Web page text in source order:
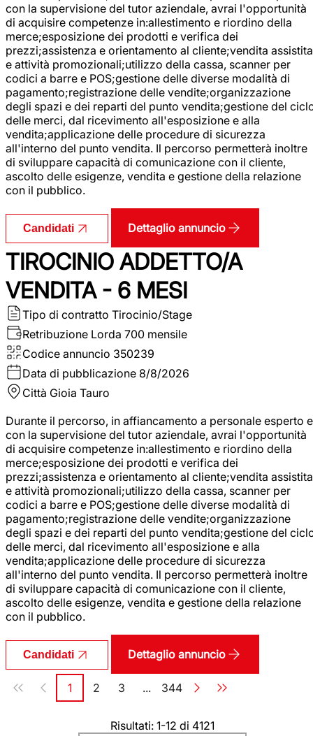
con la supervisione del tutor aziendale, avrai l'opportunità
di acquisire competenze in:allestimento e riordino della
merce;esposizione dei prodotti e verifica dei
prezzi;assistenza e orientamento al cliente;vendita assistita
e attività promozionali;utilizzo della cassa, scanner per
codici a barre e POS;gestione delle diverse modalità di
pagamento;registrazione delle vendite;organizzazione
degli spazi e dei reparti del punto vendita;gestione del
delle merci, dal ricevimento all'esposizione e alla
vendita;applicazione delle procedure di sicurezza
all'interno del punto vendita. Il percorso permetterà inoltre
di sviluppare capacità di comunicazione con il cliente,
ascolto delle esigenze, vendita e gestione della relazione
con il pubblico.
Candidati Dettaglio annuncio
TIROCINIO ADDETTO/A
VENDITA - 6 MESI
Tipo di contratto Tirocinio/Stage
Retribuzione Lorda 700 mensile
Codice annuncio 350239
Data di pubblicazione 8/8/2026
Città Gioia Tauro
Durante il percorso, in affiancamento a personale esperto e
con la supervisione del tutor aziendale, avrai l'opportunità
di acquisire competenze in:allestimento e riordino della
merce;esposizione dei prodotti e verifica dei
prezzi;assistenza e orientamento al cliente;vendita assistita
e attività promozionali;utilizzo della cassa, scanner per
codici a barre e POS;gestione delle diverse modalità di
pagamento;registrazione delle vendite;organizzazione
degli spazi e dei reparti del punto vendita;gestione del
delle merci, dal ricevimento all'esposizione e alla
vendita;applicazione delle procedure di sicurezza
all'interno del punto vendita. Il percorso permetterà inoltre
di sviluppare capacità di comunicazione con il cliente,
ascolto delle esigenze, vendita e gestione della relazione
con il pubblico.
Candidati Dettaglio annuncio
Paginazione
Pagina
1 Pagina
2 Pagina
3 ... Pagina
344
Risultati: 1-12 di 4121